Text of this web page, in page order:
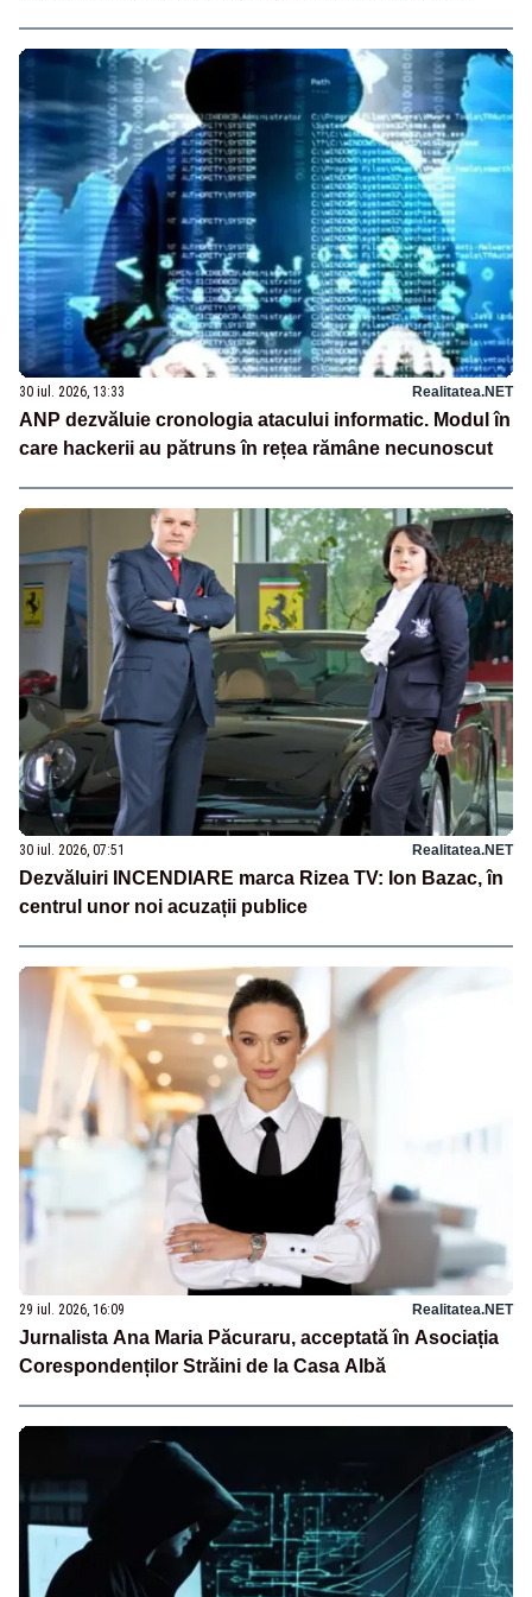
30 iul. 2026, 13:33 Realitatea.NET
ANP dezvăluie cronologia atacului informatic. Modul în
care hackerii au pătruns în rețea rămâne necunoscut
30 iul. 2026, 07:51 Realitatea.NET
Dezvăluiri INCENDIARE marca Rizea TV: Ion Bazac, în
centrul unor noi acuzații publice
29 iul. 2026, 16:09 Realitatea.NET
Jurnalista Ana Maria Păcuraru, acceptată în Asociația
Corespondenților Străini de la Casa Albă